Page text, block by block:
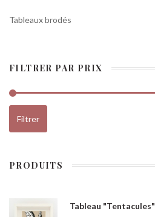
Tableaux brodés
FILTRER PAR PRIX
Filtrer
PRODUITS
Tableau "Tentacules"